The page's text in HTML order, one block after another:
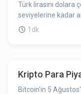
Türk lirasını dolara
seviyelerine kadar
1dk
Kripto Para
Bitcoin'in 5